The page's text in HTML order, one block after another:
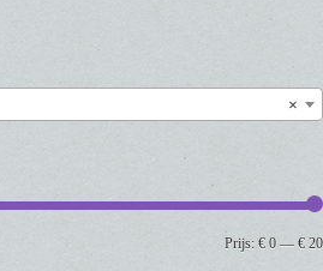
×
Prijs: € 0 — € 20